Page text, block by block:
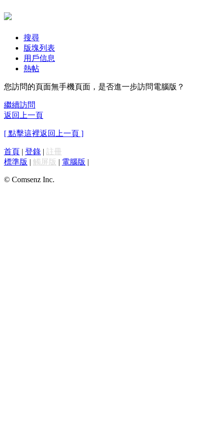
搜尋
版塊列表
用戶信息
熱帖
您訪問的頁面無手機頁面，是否進一步訪問電腦版？
繼續訪問
返回上一頁
[ 點擊這裡返回上一頁 ]
首頁 | 登錄 | 註冊
標準版 | 觸屏版 | 電腦版 |
© Comsenz Inc.